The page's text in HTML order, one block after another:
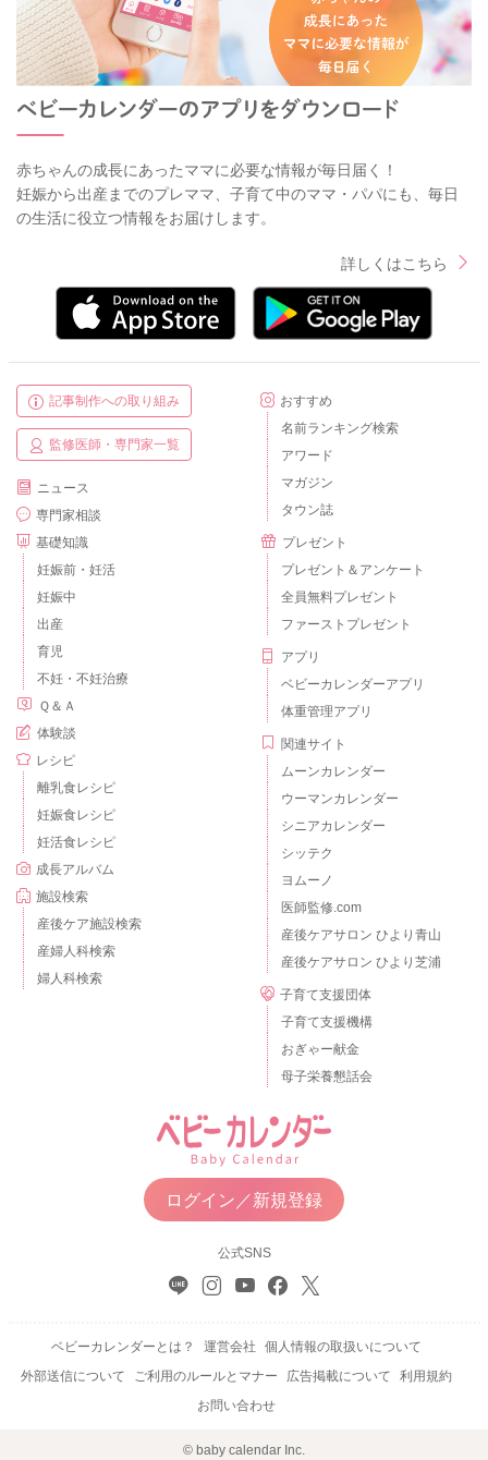
赤ちゃんの成長にあったママに必要な情報が毎日届く！
妊娠から出産までのプレママ、子育て中のママ・パパにも、毎日
の生活に役立つ情報をお届けします。
詳しくはこちら
記事制作への取り組み
監修医師・専門家一覧
ニュース
専門家相談
基礎知識
妊娠前・妊活
妊娠中
出産
育児
不妊・不妊治療
Ｑ＆Ａ
体験談
レシピ
離乳食レシピ
妊娠食レシピ
妊活食レシピ
成長アルバム
施設検索
産後ケア施設検索
産婦人科検索
婦人科検索
おすすめ
名前ランキング検索
アワード
マガジン
タウン誌
プレゼント
プレゼント＆アンケート
全員無料プレゼント
ファーストプレゼント
アプリ
ベビーカレンダーアプリ
体重管理アプリ
関連サイト
ムーンカレンダー
ウーマンカレンダー
シニアカレンダー
シッテク
ヨムーノ
医師監修.com
産後ケアサロン ひより青山
産後ケアサロン ひより芝浦
子育て支援団体
子育て支援機構
おぎゃー献金
母子栄養懇話会
ログイン／新規登録
公式SNS
ベビーカレンダーとは？ 運営会社
個人情報の取扱いについて
外部送信について
ご利用のルールとマナー 広告掲載について
利用規約
お問い合わせ
© baby calendar Inc.